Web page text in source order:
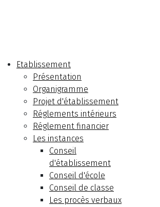
Etablissement
Présentation
Organigramme
Projet d'établissement
Réglements intérieurs
Réglement financier
Les instances
Conseil
d'établissement
Conseil d'école
Conseil de classe
Les procès verbaux